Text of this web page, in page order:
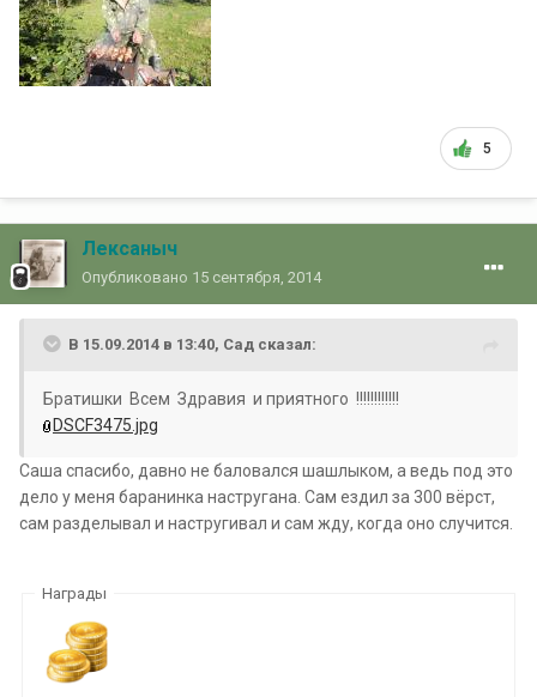
5
Лексаныч
Опубликовано 15 сентября, 2014
В 15.09.2014 в 13:40, Сад сказал:
Братишки Всем Здравия и приятного !!!!!!!!!!!!
DSCF3475.jpg
Саша спасибо, давно не баловался шашлыком, а ведь под это
дело у меня баранинка настругана. Сам ездил за 300 вёрст,
сам разделывал и настругивал и сам жду, когда оно случится.
Награды